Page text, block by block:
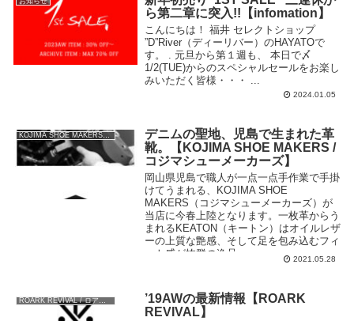
ら第二章に突入!!【infomation】
こんにちは！ 福井 セレクトショップ
”D”River（ディーリバー）のHAYATOで
す。 . 元旦から第１週も、 本日で〆
1/2(TUE)からのスペシャルセールをお楽し
みいただく皆様・・・ ...
2024.01.05
KOJIMA SHOE MAKERS / コジマシューメーカーズ
デニムの聖地、児島で生まれた革
靴。【KOJIMA SHOE MAKERS /
コジマシューメーカーズ】
岡山県児島で職人が一点一点手作業で手掛
けてうまれる、KOJIMA SHOE
MAKERS（コジマシューメーカーズ）が
当店に今春上陸となります。一枚革からう
まれるKEATON（キートン）はオイルレザ
ーの上質な艶感、そして足を包み込むフィ
ット感が抜群の逸品。
2021.05.28
’19AWの最新情報【ROARK
REVIVAL】